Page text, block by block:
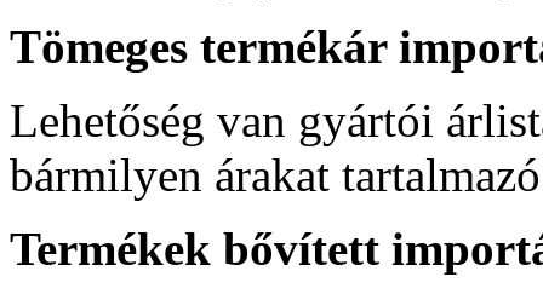
Tömeges termékár
Lehetőség van gyártói
bármilyen árakat
Termékek bővített